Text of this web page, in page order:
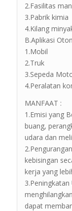
2.Fasilitas
3.Pabrik kimia
4.Kilang
B.Aplikasi
1.Mobil
2.Truk
3.Sepeda
4.Peralatan
MANFAAT :
1.Emisi yang
buang,
udara dan
kebisingan
kerja yang
dapat